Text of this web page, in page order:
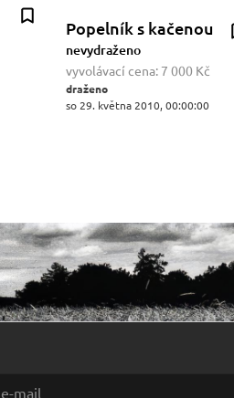
Popelník s kačenou
nevydraženo
vyvolávací cena: 7 000 Kč
draženo
so 29. května 2010, 00:00:00